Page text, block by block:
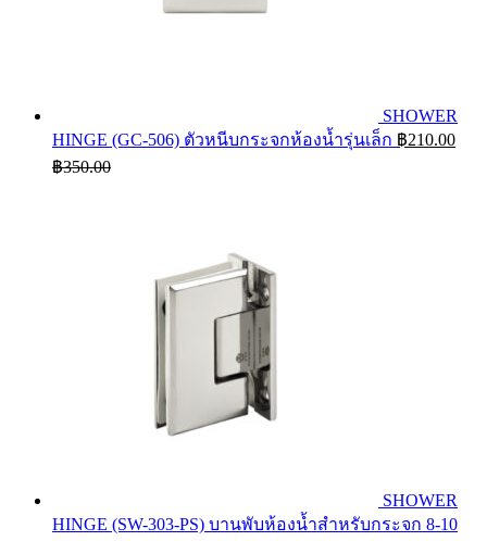
SHOWER
HINGE (GC-506) ตัวหนีบกระจกห้องน้ำรุ่นเล็ก ฿210.00
฿350.00
SHOWER
HINGE (SW-303-PS) บานพับห้องน้ำสำหรับกระจก 8-10